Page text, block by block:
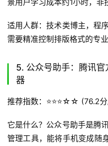
景用户学习成本约1小时，非
适用人群：技术类博主，程
需要精准控制排版格式的专业
5. 公众号助手：腾讯
器
推荐指数：⭐️⭐️⭐️☆☆ (76.2
它是什么？公众号助手是腾
管理工具，能将手机变成随